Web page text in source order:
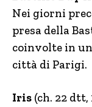
Nei giorni
presa della
coinvolte in
città di Parigi.
Iris (ch. 22 dtt,